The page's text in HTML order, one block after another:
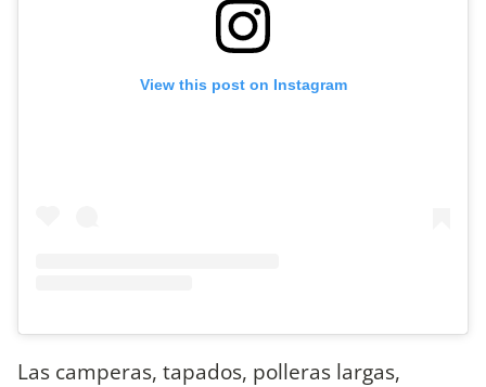
View this post on Instagram
Las camperas, tapados, polleras largas,